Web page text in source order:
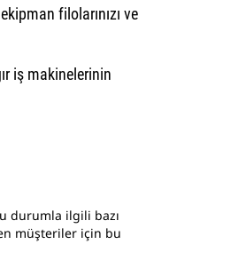
filolarınızı ve
iş makinelerinin
durumla ilgili bazı
müşteriler için bu